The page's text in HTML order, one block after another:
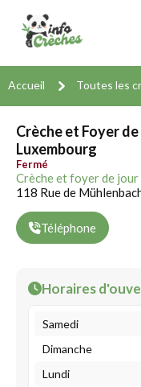
Accueil Toutes les
Crèche et Foyer
Luxembourg
Fermé
Crèche et foyer de
118 Rue de
Téléphone
Horaires
Samedi
Dimanche
Lundi